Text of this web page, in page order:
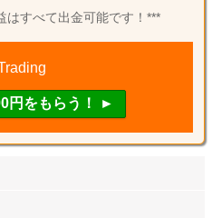
はすべて出金可能です！***